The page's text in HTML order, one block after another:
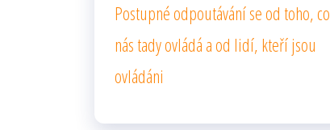
Postupné odpoutávání se od toho, co
nás tady ovládá a od lidí, kteří jsou
ovládáni